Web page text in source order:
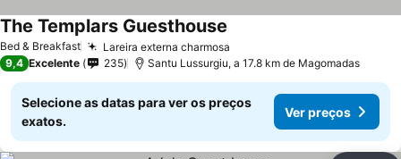
Bed & Breakfast Lareira externa charmosa
The Templars Guesthouse
9,4 Excelente 235 Santu Lussurgiu, a 17.8 km de Magomadas
Selecione as datas para ver os preços
exatos.
Ver preços